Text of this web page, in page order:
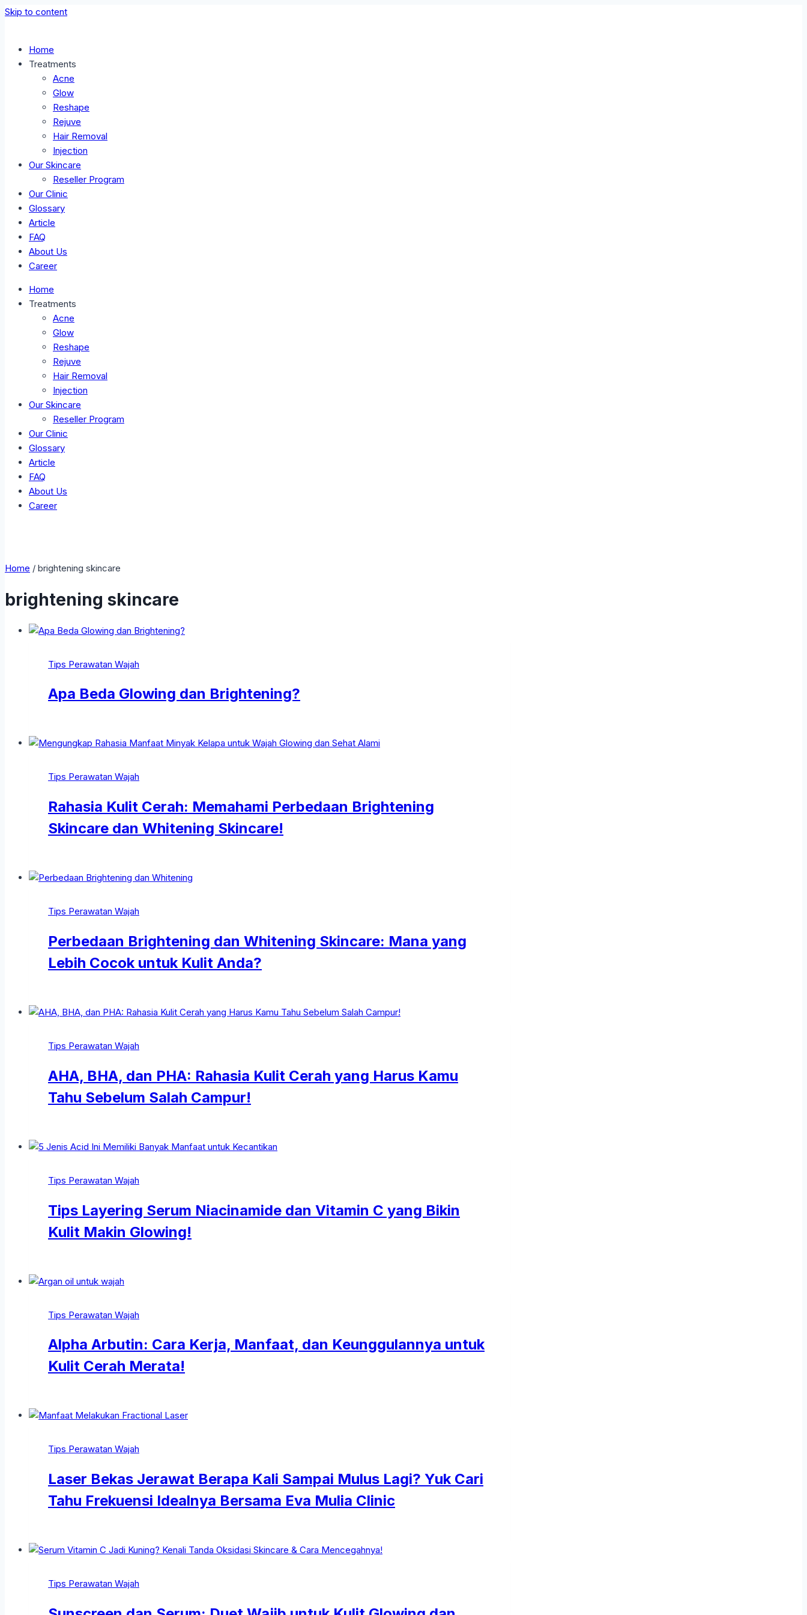
Skip to content
Home
Treatments
Acne
Glow
Reshape
Rejuve
Hair Removal
Injection
Our Skincare
Reseller Program
Our Clinic
Glossary
Article
FAQ
About Us
Career
Home
Treatments
Acne
Glow
Reshape
Rejuve
Hair Removal
Injection
Our Skincare
Reseller Program
Our Clinic
Glossary
Article
FAQ
About Us
Career
Home / brightening skincare
brightening skincare
Tips Perawatan Wajah
Apa Beda Glowing dan Brightening?
Tips Perawatan Wajah
Rahasia Kulit Cerah: Memahami Perbedaan Brightening
Skincare dan Whitening Skincare!
Tips Perawatan Wajah
Perbedaan Brightening dan Whitening Skincare: Mana yang
Lebih Cocok untuk Kulit Anda?
Tips Perawatan Wajah
AHA, BHA, dan PHA: Rahasia Kulit Cerah yang Harus Kamu
Tahu Sebelum Salah Campur!
Tips Perawatan Wajah
Tips Layering Serum Niacinamide dan Vitamin C yang Bikin
Kulit Makin Glowing!
Tips Perawatan Wajah
Alpha Arbutin: Cara Kerja, Manfaat, dan Keunggulannya untuk
Kulit Cerah Merata!
Tips Perawatan Wajah
Laser Bekas Jerawat Berapa Kali Sampai Mulus Lagi? Yuk Cari
Tahu Frekuensi Idealnya Bersama Eva Mulia Clinic
Tips Perawatan Wajah